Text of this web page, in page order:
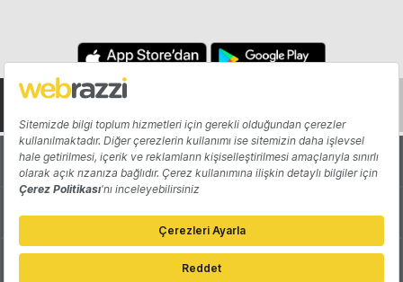
Hakkında Yazarlar
Katkıda Bulun Reklam